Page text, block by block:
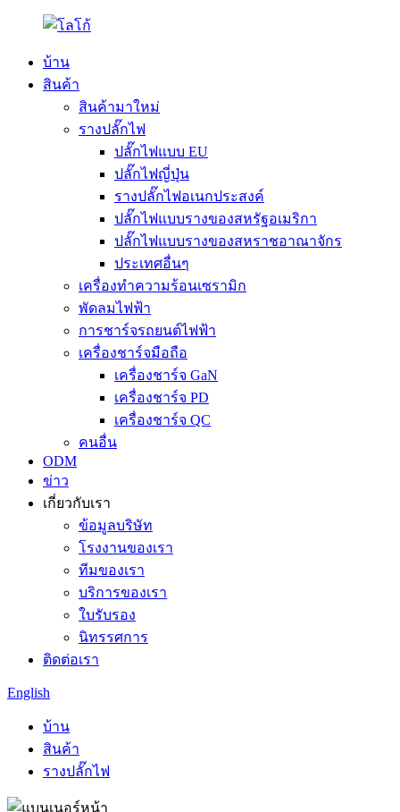
บ้าน
สินค้า
สินค้ามาใหม่
รางปลั๊กไฟ
ปลั๊กไฟแบบ EU
ปลั๊กไฟญี่ปุ่น
รางปลั๊กไฟอเนกประสงค์
ปลั๊กไฟแบบรางของสหรัฐอเมริกา
ปลั๊กไฟแบบรางของสหราชอาณาจักร
ประเทศอื่นๆ
เครื่องทำความร้อนเซรามิก
พัดลมไฟฟ้า
การชาร์จรถยนต์ไฟฟ้า
เครื่องชาร์จมือถือ
เครื่องชาร์จ GaN
เครื่องชาร์จ PD
เครื่องชาร์จ QC
คนอื่น
ODM
ข่าว
เกี่ยวกับเรา
ข้อมูลบริษัท
โรงงานของเรา
ทีมของเรา
บริการของเรา
ใบรับรอง
นิทรรศการ
ติดต่อเรา
English
บ้าน
สินค้า
รางปลั๊กไฟ